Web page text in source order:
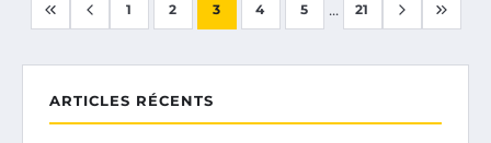
1 2 3 4 5 ... 21
ARTICLES RÉCENTS